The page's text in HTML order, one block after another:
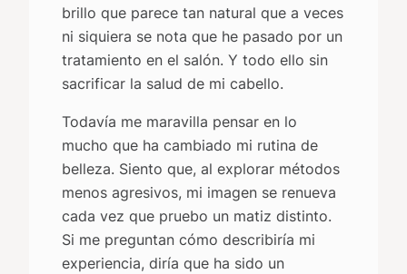
brillo que parece tan natural que a veces
ni siquiera se nota que he pasado por un
tratamiento en el salón. Y todo ello sin
sacrificar la salud de mi cabello.
Todavía me maravilla pensar en lo
mucho que ha cambiado mi rutina de
belleza. Siento que, al explorar métodos
menos agresivos, mi imagen se renueva
cada vez que pruebo un matiz distinto.
Si me preguntan cómo describiría mi
experiencia, diría que ha sido un